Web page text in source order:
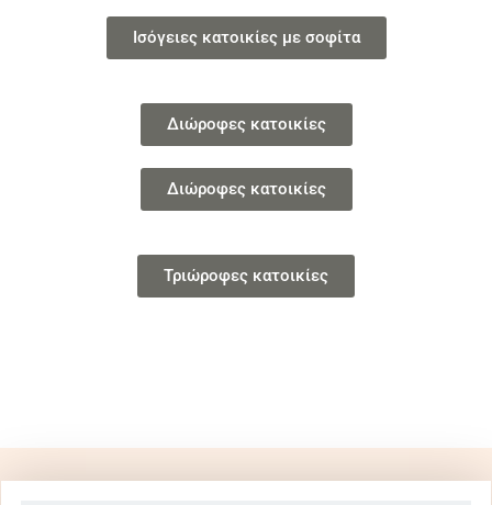
Ισόγειες κατοικίες με σοφίτα
Διώροφες κατοικίες
Διώροφες κατοικίες
Τριώροφες κατοικίες